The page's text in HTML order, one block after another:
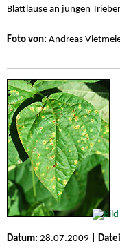
Blattläuse an jungen
Foto von: Andreas
Datum: 28.07.2009 |